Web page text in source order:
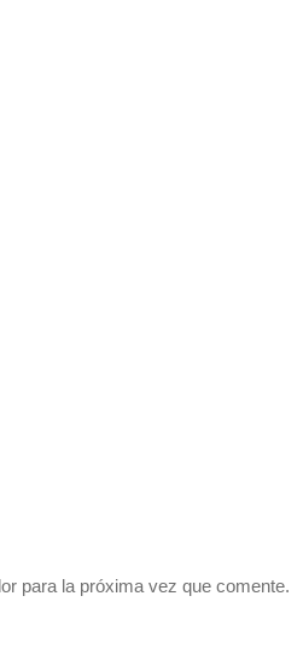
para la próxima vez que comente.